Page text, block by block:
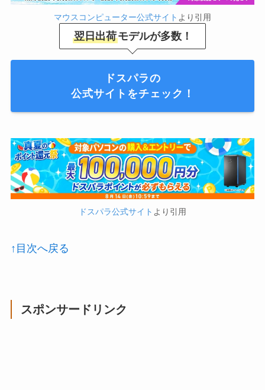
マウスコンピューター公式サイト より引用
翌日出荷モデルが多数！
ドスパラの
公式サイトをチェック！
ドスパラ公式サイト より引用
↑目次へ戻る
スポンサードリンク